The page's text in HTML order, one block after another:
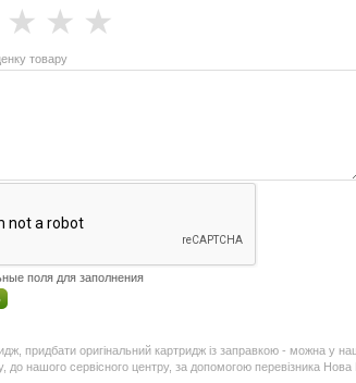
★
★
★
товару
поля для заполнения
придбати оригінальний картридж із заправкою - можна у
до нашого сервісного центру, за допомогою перевізника